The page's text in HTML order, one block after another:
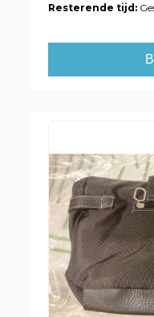
Resterende tijd: